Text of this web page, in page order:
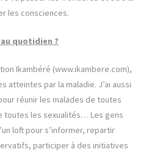
les consciences.
quotidien ?
Ikambéré (www.ikambere.com),
atteintes par la maladie. J’ai aussi
réunir les malades de toutes
toutes les sexualités… Les gens
loft pour s’informer, repartir
participer à des initiatives